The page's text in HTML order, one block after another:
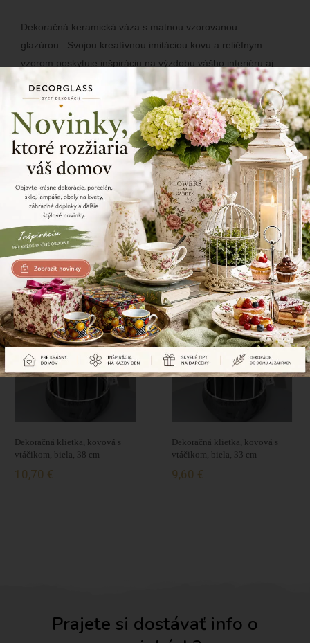
Dekoračná keramická váza s matnou vzorovanou
glazúrou. Svojou kreatívnou imitáciou kovu a reliéfnym
vzorom poskytuje inšpiráciu na výzdobu vášho interiéru aj
terás.
151/164
Zdielajte tento produkt
Naposledy prezerané produkty
Dekoračná klietka, kovová s
vtáčikom, biela, 38 cm
10,70 €
Dekoračná klietka, kovová s
vtáčikom, biela, 33 cm
9,60 €
Prajete si dostávať info o